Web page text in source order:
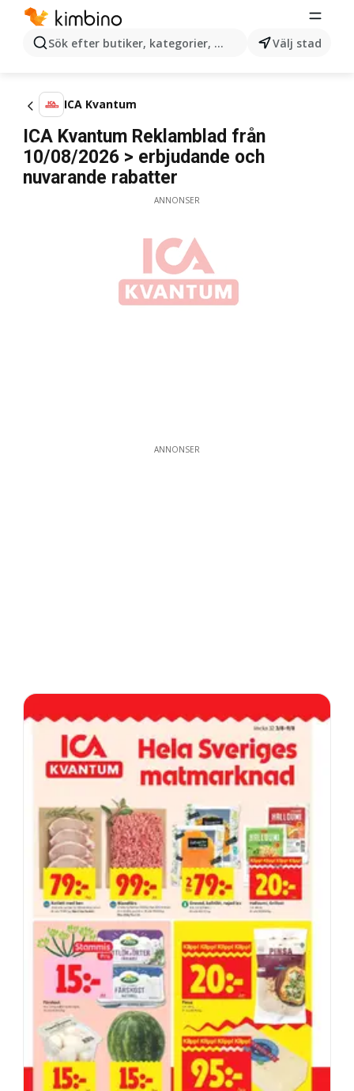
Sök efter butiker, kategorier, produkter...Välj stad
ICA Kvantum
ICA Kvantum Reklamblad från
10/08/2026 > erbjudande och
nuvarande rabatter
ANNONSER
ANNONSER